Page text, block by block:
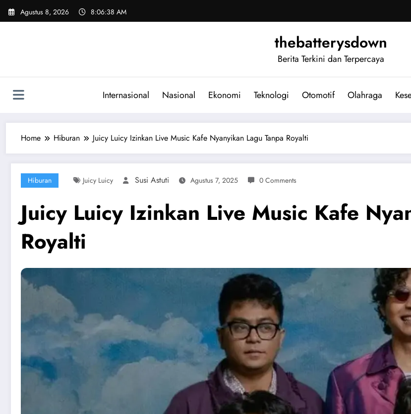
Skip
Agustus 8, 2026 8:06:39 AM
thebatterysdown
Berita Terkini dan Terpercaya
Internasional Nasional Ekonomi Teknologi Otomotif Olahraga
Home Hiburan Juicy Luicy Izinkan Live Music Kafe Nyanyikan Lagu Tanpa Royalti
Hiburan Juicy Luicy Susi Astuti Agustus 7, 2025 0 Comments
Juicy Luicy Izinkan Live Music Kafe
Royalti